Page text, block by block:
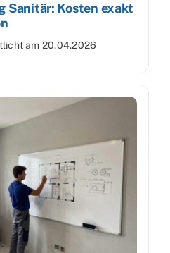
Sanitär: Kosten exakt
am 20.04.2026